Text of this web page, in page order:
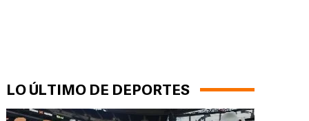
LO ÚLTIMO DE DEPORTES